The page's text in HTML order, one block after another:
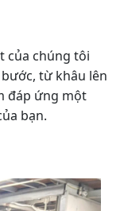
của chúng tôi
từ khâu lên
đáp ứng một
bạn.